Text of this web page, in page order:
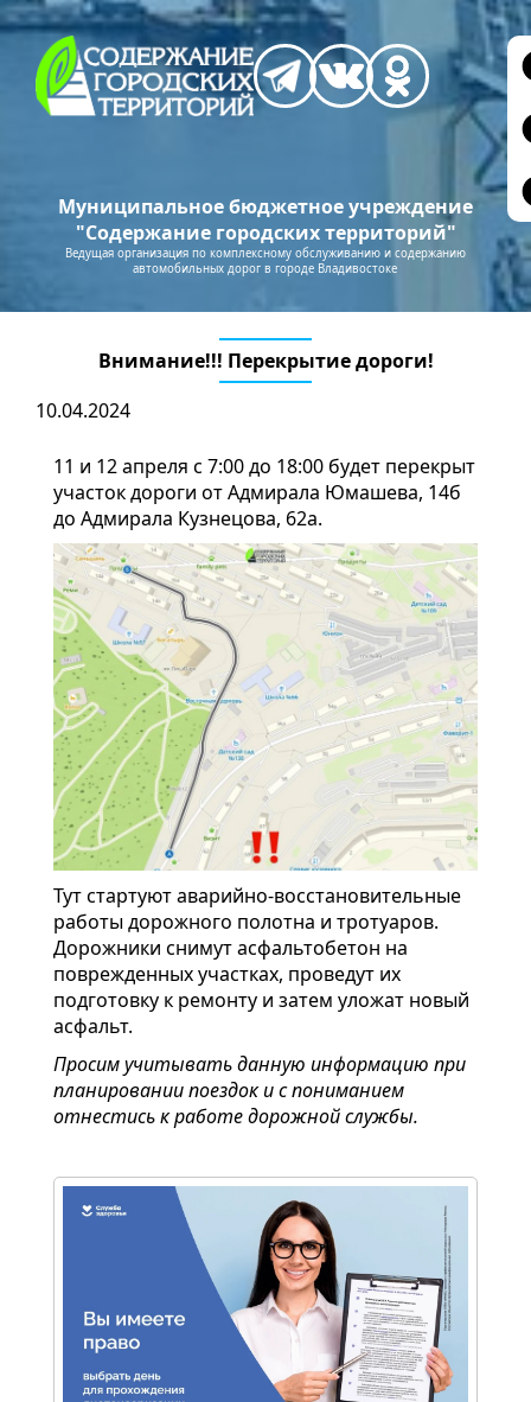
Муниципальное бюджетное учреждение
"Содержание городских территорий"
Ведущая организация по комплексному обслуживанию и содержанию
автомобильных дорог в городе Владивостоке
Внимание!!! Перекрытие дороги!
10.04.2024
11 и 12 апреля с 7:00 до 18:00 будет перекрыт
участок дороги от Адмирала Юмашева, 14б
до Адмирала Кузнецова, 62а.
Тут стартуют аварийно-восстановительные
работы дорожного полотна и тротуаров.
Дорожники снимут асфальтобетон на
поврежденных участках, проведут их
подготовку к ремонту и затем уложат новый
асфальт.
Просим учитывать данную информацию при
планировании поездок и с пониманием
отнестись к работе дорожной службы.